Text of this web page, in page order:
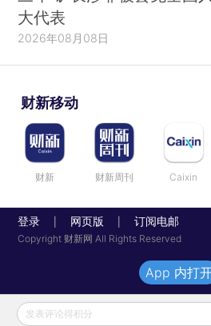
大代表
2026年08月08日
财新移动
财新 财新周刊 Caixin
登录 网页版 订阅电邮
Copyright 财新网 All Rights Reserved
发表评论得积分
App 内打